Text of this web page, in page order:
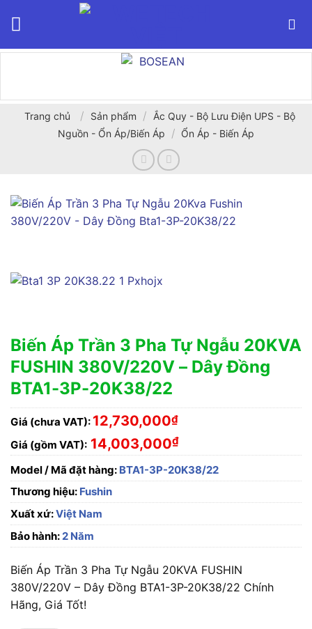
Trang chủ / Sản phẩm /
Ắc Quy - Bộ Lưu Điện UPS - Bộ
Nguồn - Ổn Áp/Biến Áp
/ Ổn Áp - Biến Áp
Biến Áp Trần 3 Pha Tự Ngẫu 20KVA
FUSHIN 380V/220V – Dây Đồng
BTA1-3P-20K38/22
Giá (chưa VAT): 12,730,000₫
Giá (gồm VAT): 14,003,000₫
Model / Mã đặt hàng: BTA1-3P-20K38/22
Thương hiệu: Fushin
Xuất xứ:Việt Nam
Bảo hành:2 Năm
Biến Áp Trần 3 Pha Tự Ngẫu 20KVA FUSHIN
380V/220V – Dây Đồng BTA1-3P-20K38/22 Chính
Hãng, Giá Tốt!